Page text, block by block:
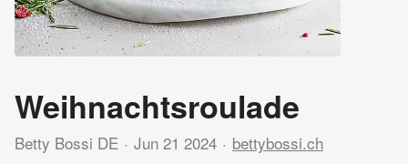
Weihnachtsroulade
Betty Bossi DE Jun 21 2024 bettybossi.ch